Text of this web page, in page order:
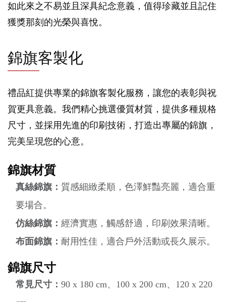
如此來之不易並且深具紀念意義，值得珍藏並且記住
獲獎那刻的光榮與喜悅。
錦旗客製化
禮品紅提供專業的錦旗客製化服務，讓您的表彰與祝
賀更具意義。我們精心挑選優質材質，提供多種規格
尺寸，並採用先進的印刷技術，打造出專屬的錦旗，
完美呈現您的心意。
錦旗材質
真絲錦旗： 質感細緻柔順，色澤鮮豔亮麗，適合重
要場合。
仿絲錦旗： 經濟實惠，觸感舒適，印刷效果清晰。
布面錦旗： 耐用性佳，適合戶外活動或長久展示。
錦旗尺寸
常見尺寸： 90 x 180 cm、100 x 200 cm、120 x 220